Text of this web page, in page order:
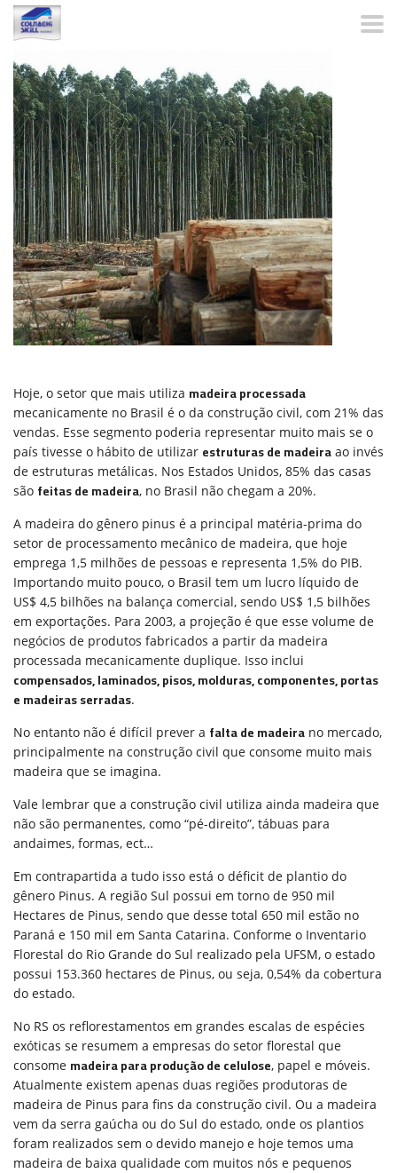
Hoje, o setor que mais utiliza madeira processada
mecanicamente no Brasil é o da construção civil, com 21% das
vendas. Esse segmento poderia representar muito mais se o
país tivesse o hábito de utilizar estruturas de madeira ao invés
de estruturas metálicas. Nos Estados Unidos, 85% das casas
são feitas de madeira, no Brasil não chegam a 20%.
A madeira do gênero pinus é a principal matéria-prima do
setor de processamento mecânico de madeira, que hoje
emprega 1,5 milhões de pessoas e representa 1,5% do PIB.
Importando muito pouco, o Brasil tem um lucro líquido de
US$ 4,5 bilhões na balança comercial, sendo US$ 1,5 bilhões
em exportações. Para 2003, a projeção é que esse volume de
negócios de produtos fabricados a partir da madeira
processada mecanicamente duplique. Isso inclui
compensados, laminados, pisos, molduras, componentes, portas
e madeiras serradas.
No entanto não é difícil prever a falta de madeira no mercado,
principalmente na construção civil que consome muito mais
madeira que se imagina.
Vale lembrar que a construção civil utiliza ainda madeira que
não são permanentes, como “pé-direito”, tábuas para
andaimes, formas, ect…
Em contrapartida a tudo isso está o déficit de plantio do
gênero Pinus. A região Sul possui em torno de 950 mil
Hectares de Pinus, sendo que desse total 650 mil estão no
Paraná e 150 mil em Santa Catarina. Conforme o Inventario
Florestal do Rio Grande do Sul realizado pela UFSM, o estado
possui 153.360 hectares de Pinus, ou seja, 0,54% da cobertura
do estado.
No RS os reflorestamentos em grandes escalas de espécies
exóticas se resumem a empresas do setor florestal que
consome madeira para produção de celulose, papel e móveis.
Atualmente existem apenas duas regiões produtoras de
madeira de Pinus para fins da construção civil. Ou a madeira
vem da serra gaúcha ou do Sul do estado, onde os plantios
foram realizados sem o devido manejo e hoje temos uma
madeira de baixa qualidade com muitos nós e pequenos